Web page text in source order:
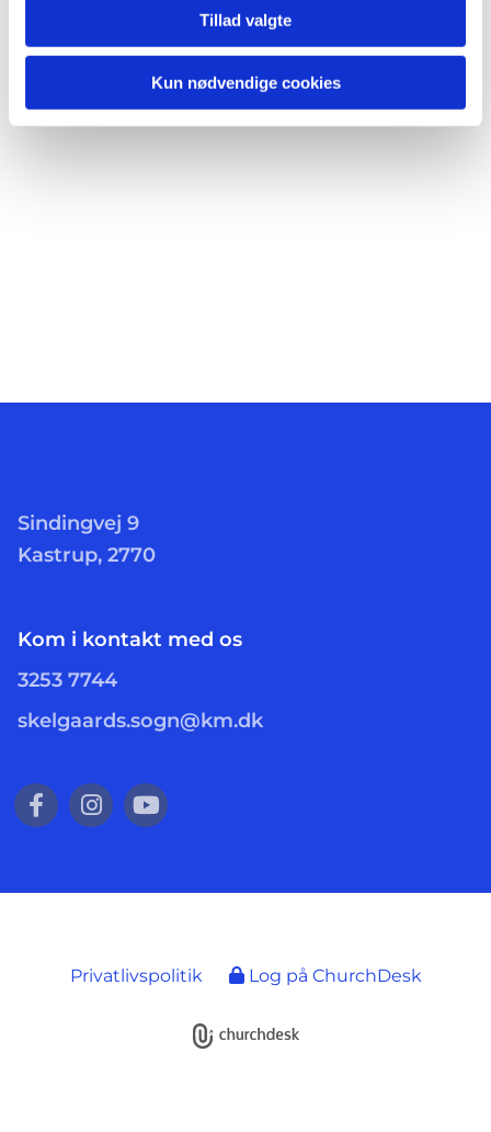
Tillad valgte
Kun nødvendige cookies
Sindingvej 9
Kastrup, 2770
Kom i kontakt med os
3253 7744
skelgaards.sogn@km.dk
Privatlivspolitik Log på ChurchDesk